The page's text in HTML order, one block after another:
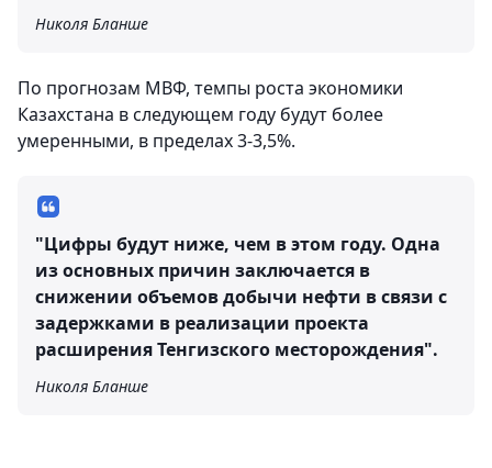
Николя Бланше
По прогнозам МВФ, темпы роста экономики
Казахстана в следующем году будут более
умеренными, в пределах 3-3,5%.
"Цифры будут ниже, чем в этом году. Одна
из основных причин заключается в
снижении объемов добычи нефти в связи с
задержками в реализации проекта
расширения Тенгизского месторождения".
Николя Бланше